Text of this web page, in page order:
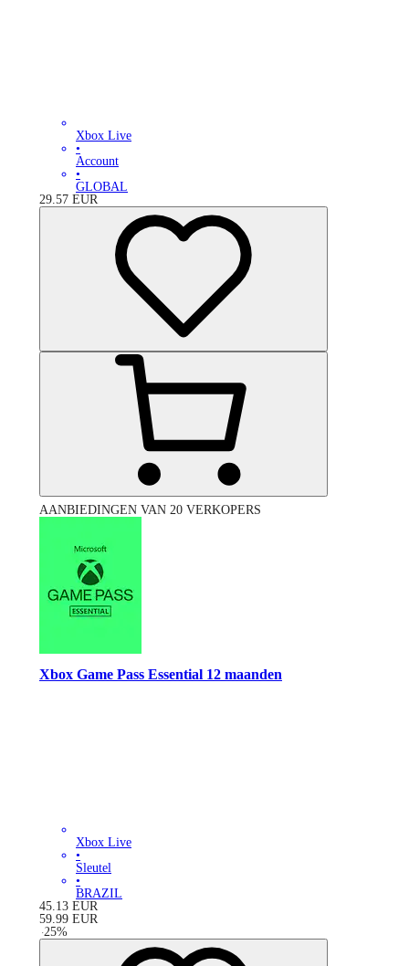
Xbox Live
•
Account
•
GLOBAL
29.57 EUR
AANBIEDINGEN VAN 20 VERKOPERS
Xbox Game Pass Essential 12 maanden
Xbox Live
•
Sleutel
•
BRAZIL
45.13 EUR
59.99 EUR
-25%